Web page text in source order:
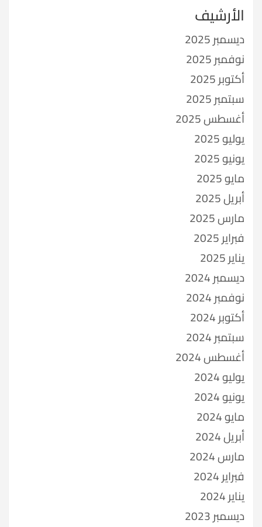
الأرشيف
ديسمبر 2025
نوفمبر 2025
أكتوبر 2025
سبتمبر 2025
أغسطس 2025
يوليو 2025
يونيو 2025
مايو 2025
أبريل 2025
مارس 2025
فبراير 2025
يناير 2025
ديسمبر 2024
نوفمبر 2024
أكتوبر 2024
سبتمبر 2024
أغسطس 2024
يوليو 2024
يونيو 2024
مايو 2024
أبريل 2024
مارس 2024
فبراير 2024
يناير 2024
ديسمبر 2023